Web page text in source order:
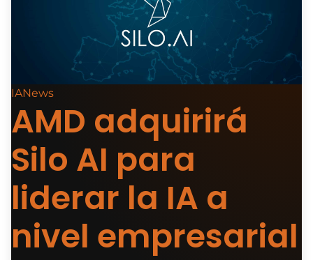
IANews
AMD adquirirá
Silo AI para
liderar la IA a
nivel empresarial